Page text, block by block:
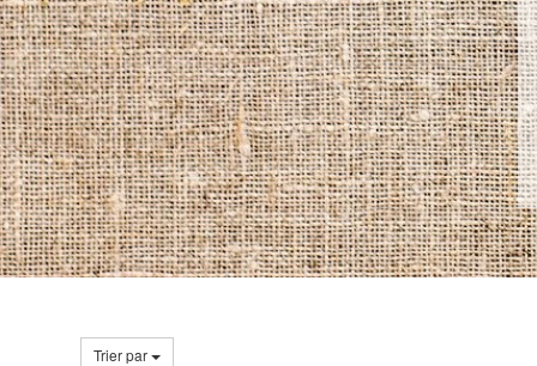
Trier par